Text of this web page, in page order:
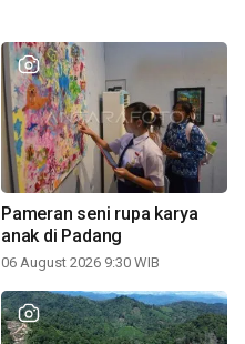
Pameran seni rupa karya
anak di Padang
06 August 2026 9:30 WIB